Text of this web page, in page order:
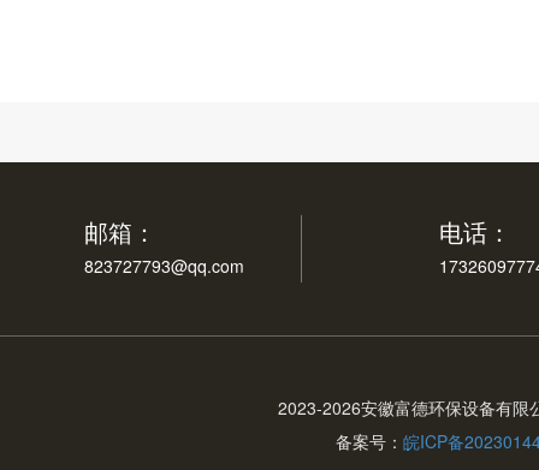
邮箱：
823727793@qq.com
电话：
2023-2026安徽富德环保设备有限
备案号： 皖ICP备